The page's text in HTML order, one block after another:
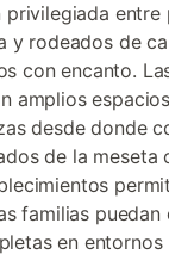
entre
y rodeados de
con encanto.
amplios
desde donde
de la meseta
familias puedan
en entornos